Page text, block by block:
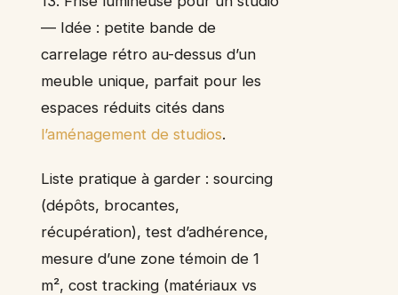
— Idée : petite bande de
carrelage rétro au-dessus d’un
meuble unique, parfait pour les
espaces réduits cités dans
l’aménagement de studios.
Liste pratique à garder : sourcing
(dépôts, brocantes,
récupération), test d’adhérence,
mesure d’une zone témoin de 1
m², cost tracking (matériaux vs